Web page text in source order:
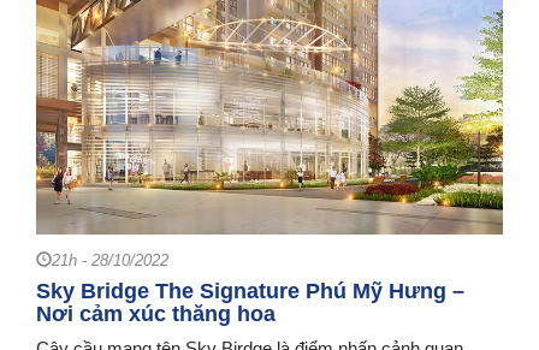
21h - 28/10/2022
Sky Bridge The Signature Phú Mỹ Hưng –
Nơi cảm xúc thăng hoa